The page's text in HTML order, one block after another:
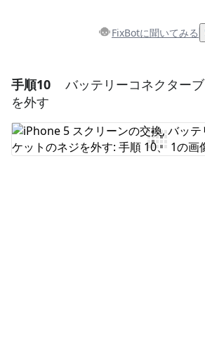
FixBotに聞いてみる
コメントを追加
コメントを追加
手順10
バッテリーコネクター
を外す